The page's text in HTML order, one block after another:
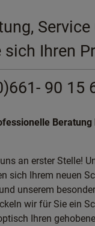
sich Ihren
90 15
an erster Stelle!
sich Ihrem neuen
unserem
wir für Sie ein
Ihren